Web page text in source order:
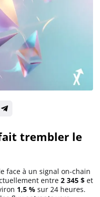
trembler le
face à un signal on-chain
entre 2 345 $ et
1,5 % sur 24 heures.